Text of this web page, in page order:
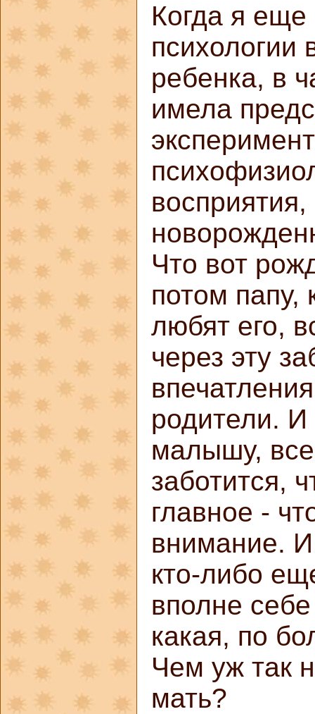
Когда я еще
психологии
ребенка, в
имела
Что вот
потом папу,
любят его,
через эту
родители. И
малышу,
заботится,
главное -
внимание.
кто-либо
вполне
какая, по
Чем уж так
мать?